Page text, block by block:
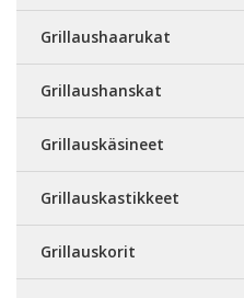
Grillaushaarukat
Grillaushanskat
Grillauskäsineet
Grillauskastikkeet
Grillauskorit